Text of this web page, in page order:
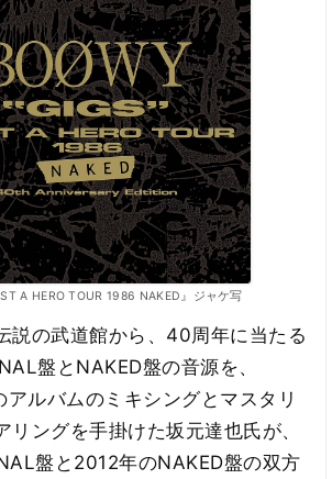
A HERO TOUR 1986 NAKED』ジャケ写
説の武道館から、40周年に当たる
盤とNAKED盤の音源を、
ルバムのミキシングとマスタリ
リングを手掛けた坂元達也氏が、
盤と2012年のNAKED盤の双方